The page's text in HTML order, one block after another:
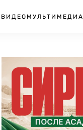
ВИДЕО МУЛЬТИМЕДИА